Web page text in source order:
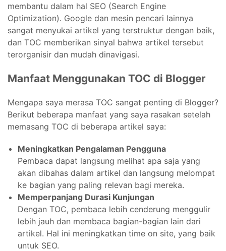
membantu dalam hal SEO (Search Engine
Optimization). Google dan mesin pencari lainnya
sangat menyukai artikel yang terstruktur dengan baik,
dan TOC memberikan sinyal bahwa artikel tersebut
terorganisir dan mudah dinavigasi.
Manfaat Menggunakan TOC di Blogger
Mengapa saya merasa TOC sangat penting di Blogger?
Berikut beberapa manfaat yang saya rasakan setelah
memasang TOC di beberapa artikel saya:
Meningkatkan Pengalaman Pengguna
Pembaca dapat langsung melihat apa saja yang
akan dibahas dalam artikel dan langsung melompat
ke bagian yang paling relevan bagi mereka.
Memperpanjang Durasi Kunjungan
Dengan TOC, pembaca lebih cenderung menggulir
lebih jauh dan membaca bagian-bagian lain dari
artikel. Hal ini meningkatkan time on site, yang baik
untuk SEO.